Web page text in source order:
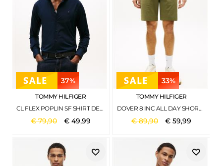
37%
TOMMY HILFIGER
CL FLEX POPLIN SF SHIRT DESERT SKY
€79,90 € 49,99
33%
TOMMY HILFIGER
DOVER 8 INC ALL DAY SHORT DARK ARTICHOKE
€89,90 €59,99